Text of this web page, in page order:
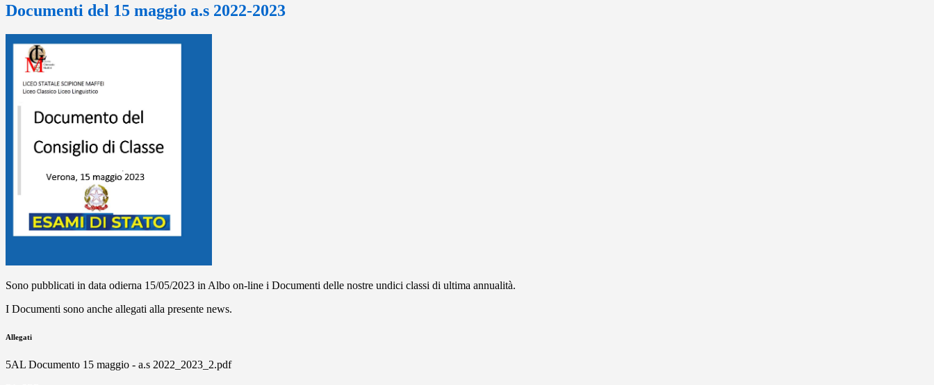
Documenti del 15 maggio a.s 2022-2023
Sono pubblicati in data odierna 15/05/2023 in Albo on-line i Documenti delle nostre undici classi di ultima annualità.
I Documenti sono anche allegati alla presente news.
Allegati
5AL Documento 15 maggio - a.s 2022_2023_2.pdf